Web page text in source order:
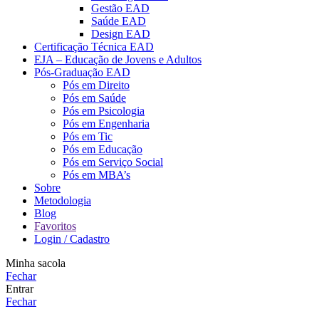
Gestão EAD
Saúde EAD
Design EAD
Certificação Técnica EAD
EJA – Educação de Jovens e Adultos
Pós-Graduação EAD
Pós em Direito
Pós em Saúde
Pós em Psicologia
Pós em Engenharia
Pós em Tic
Pós em Educação
Pós em Serviço Social
Pós em MBA’s
Sobre
Metodologia
Blog
Favoritos
Login / Cadastro
Minha sacola
Fechar
Entrar
Fechar